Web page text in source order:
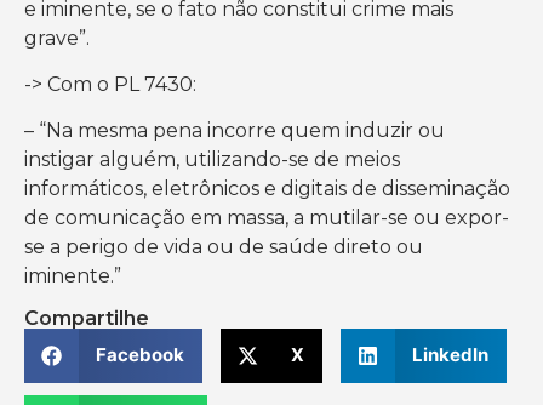
e iminente, se o fato não constitui crime mais
grave”.
-> Com o PL 7430:
– “Na mesma pena incorre quem induzir ou
instigar alguém, utilizando-se de meios
informáticos, eletrônicos e digitais de disseminação
de comunicação em massa, a mutilar-se ou expor-
se a perigo de vida ou de saúde direto ou
iminente.”
Compartilhe
Facebook
X LinkedIn